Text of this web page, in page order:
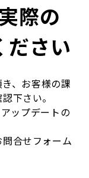
際の
ださい
、お客様の課
下さい。
ップデートの
合せフォーム